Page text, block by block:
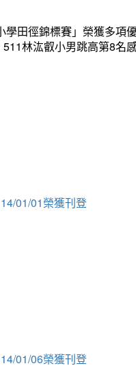
學田徑錦標賽」榮獲多
林汯叡小男跳高第8名
01/01榮獲刊登
01/06榮獲刊登